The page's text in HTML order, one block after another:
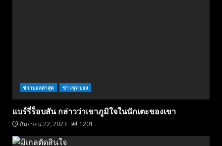
ข่าวบอลล่าสุด ข่าวฟุตบอล
แบร์รี่ร็อบสัน กล่าวว่าเขาภูมิใจในนักเตะของเขา
กันยายน 22, 2023 1201